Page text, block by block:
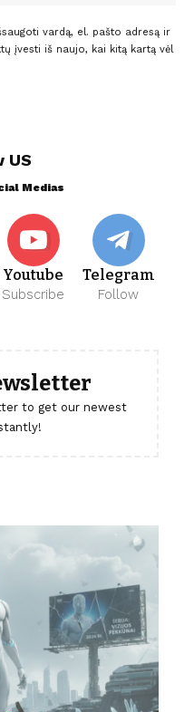
vardą, el. pašto adresą ir
įvesti iš naujo, kai kitą kartą vėl
US
Medias
Youtube
Subscribe
Telegram
Follow
to get our newest